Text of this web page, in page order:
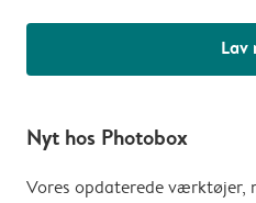
Lav
Nyt hos Photobox
Vores opdaterede værktøjer,